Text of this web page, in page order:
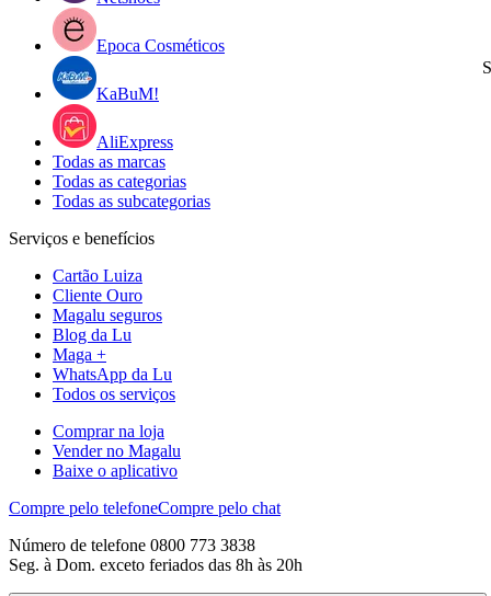
Epoca Cosméticos
KaBuM!
AliExpress
Todas as marcas
Todas as categorias
Todas as subcategorias
Serviços e benefícios
Cartão Luiza
Cliente Ouro
Magalu seguros
Blog da Lu
Maga +
WhatsApp da Lu
Todos os serviços
Comprar na loja
Vender no Magalu
Baixe o aplicativo
Compre pelo telefoneCompre pelo chat
Número de telefone 0800 773 3838
Seg. à Dom. exceto feriados das 8h às 20h